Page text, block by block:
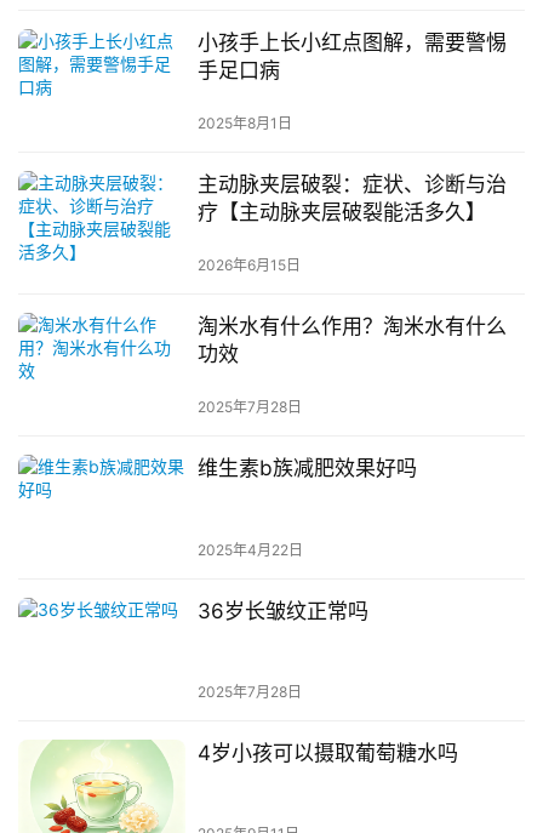
小孩手上长小红点图解，需要警惕
手足口病
2025年8月1日
主动脉夹层破裂：症状、诊断与治
疗【主动脉夹层破裂能活多久】
2026年6月15日
淘米水有什么作用？淘米水有什么
功效
2025年7月28日
维生素b族减肥效果好吗
2025年4月22日
36岁长皱纹正常吗
2025年7月28日
4岁小孩可以摄取葡萄糖水吗